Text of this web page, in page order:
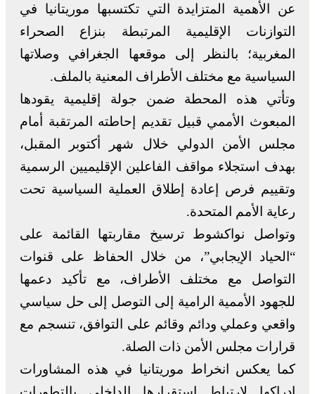
عن الأهمية المتزايدة التي تكتسبها موريتانيا في
التوازنات الإقليمية المرتبطة بنزاع الصحراء
المغربية؛ بالنظر إلى موقعها الجغرافي وصلاتها
السياسية مع مختلف الأطراف المعنية بالملف.
وتأتي هذه المحطة ضمن جولة إقليمية يقودها
المبعوث الأممي قبيل تقديم إحاطته المرتقبة أمام
مجلس الأمن الدولي خلال شهر أكتوبر المقبل،
بهدف استجلاء مواقف الفاعلين الإقليميين الرسمية
وتقييم فرص إعادة إطلاق العملية السياسية تحت
رعاية الأمم المتحدة.
وتواصل نواكشوط ترسيخ مقاربتها القائمة على
“الحياد الإيجابي”، من خلال الحفاظ على قنوات
التواصل مع مختلف الأطراف، مع تأكيد دعمها
للجهود الأممية الرامية إلى التوصل إلى حل سياسي
واقعي وعملي ودائم وقائم على التوافق، تنسجم مع
قرارات مجلس الأمن ذات الصلة.
كما يعكس انخراط موريتانيا في هذه المشاورات